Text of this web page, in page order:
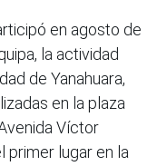
en agosto de
la actividad
de Yanahuara,
en la plaza
Víctor
primer lugar en la